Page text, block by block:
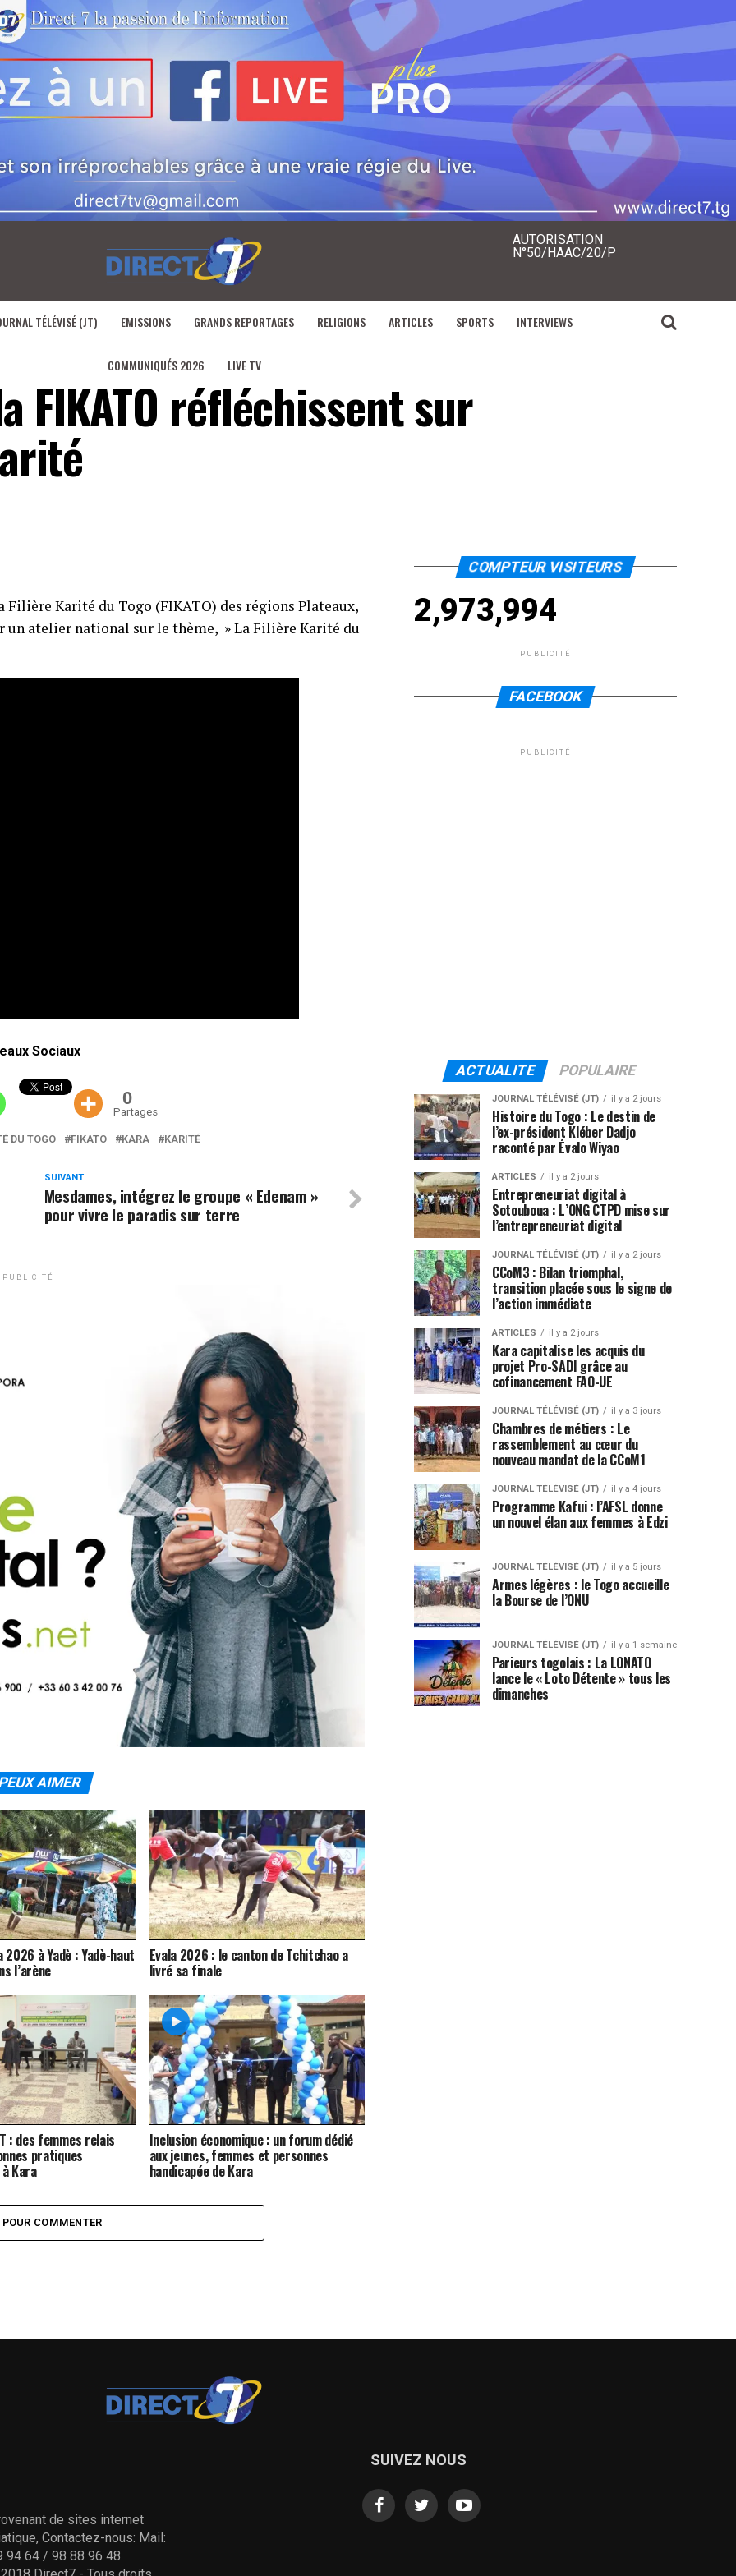
AUTORISATION
N°50/HAAC/20/P
TÉLÉVISÉ (JT) EMISSIONS GRANDS REPORTAGES RELIGIONS ARTICLES SPORTS INTERVIEWS
COMMUNIQUÉS 2026 LIVE TV
FIKATO réfléchissent sur
Filière Karité du Togo (FIKATO) des régions Plateaux,
un atelier national sur le thème, » La Filière Karité du
Sociaux
0
Partages
DU TOGO FIKATO KARA KARITÉ
SUIVANT
Mesdames, intégrez le groupe « Edenam »
pour vivre le paradis sur terre
PUBLICITÉ
AIMER
2026 à Yadè : Yadè-haut
l’arène
Evala 2026 : le canton de Tchitchao a
livré sa finale
: des femmes relais
pratiques
Kara
Inclusion économique : un forum dédié
aux jeunes, femmes et personnes
handicapée de Kara
COMMENTER
COMPTEUR VISITEURS
2,973,994
PUBLICITÉ
FACEBOOK
PUBLICITÉ
ACTUALITE POPULAIRE
JOURNAL TÉLÉVISÉ (JT) il y a 2 jours
Histoire du Togo : Le destin de
l’ex-président Kléber Dadjo
raconté par Évalo Wiyao
ARTICLES il y a 2 jours
Entrepreneuriat digital à
Sotouboua : L’ONG CTPD mise sur
l’entrepreneuriat digital
JOURNAL TÉLÉVISÉ (JT) il y a 2 jours
CCoM3 : Bilan triomphal,
transition placée sous le signe de
l’action immédiate
ARTICLES il y a 2 jours
Kara capitalise les acquis du
projet Pro-SADI grâce au
cofinancement FAO-UE
JOURNAL TÉLÉVISÉ (JT) il y a 3 jours
Chambres de métiers : Le
rassemblement au cœur du
nouveau mandat de la CCoM1
JOURNAL TÉLÉVISÉ (JT) il y a 4 jours
Programme Kafui : l’AFSL donne
un nouvel élan aux femmes à Edzi
JOURNAL TÉLÉVISÉ (JT) il y a 5 jours
Armes légères : le Togo accueille
la Bourse de l’ONU
JOURNAL TÉLÉVISÉ (JT) il y a 1 semaine
Parieurs togolais : La LONATO
lance le « Loto Détente » tous les
dimanches
de sites internet
Contactez-nous: Mail:
94 64 / 98 88 96 48
SUIVEZ NOUS